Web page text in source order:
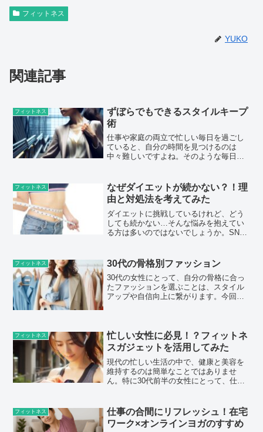
フィットネス
YUKO
関連記事
フィットネス
ずぼらでもできるスタイルキープ
術
仕事や家庭の両立で忙しい毎日を過ごし
ていると、自分の時間を見つけるのは
中々難しいですよね。そのような毎日の
いる方法をご紹介します。食事管理忙し
いとついつい食事が乱れがち...
フィットネス
なぜダイエットが続かない？！理
由と対処法を考えてみた
ダイエットに挑戦しているけれど、どう
しても続かない…そんな悩みを抱えてい
る方は多いのではないでしょうか。SNS
に終わってしまう。今回は、なぜダイエ
ットが続かないのか、そ...
フィットネス 30代の骨格別ファッション
30代の女性にとって、自分の骨格に合っ
たファッションを選ぶことは、スタイル
アップや自信向上に繋がります。今回
見分け方まずは、自分の骨...
フィットネス
忙しい女性に必見！？フィットネ
スガジェットを活用してみた
現代の忙しい生活の中で、健康と美容を
維持するのは簡単なことではありませ
ん。特に30代前半の女性にとって、仕事
るための方法を見つけることは重要で
す。そこで今回は、フィット...
フィットネス
仕事の合間にリフレッシュ！在宅
ワーク×オンラインヨガのすすめ